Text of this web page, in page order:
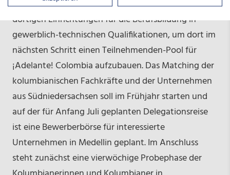
In Kolumbien läuft derzeit die Sondierung in den
dortigen Einrichtungen für die Berufsbildung in
gewerblich-technischen Qualifikationen, um dort im
nächsten Schritt einen Teilnehmenden-Pool für
¡Adelante! Colombia aufzubauen. Das Matching der
kolumbianischen Fachkräfte und der Unternehmen
aus Südniedersachsen soll im Frühjahr starten und
auf der für Anfang Juli geplanten Delegationsreise
ist eine Bewerberbörse für interessierte
Unternehmen in Medellin geplant. Im Anschluss
steht zunächst eine vierwöchige Probephase der